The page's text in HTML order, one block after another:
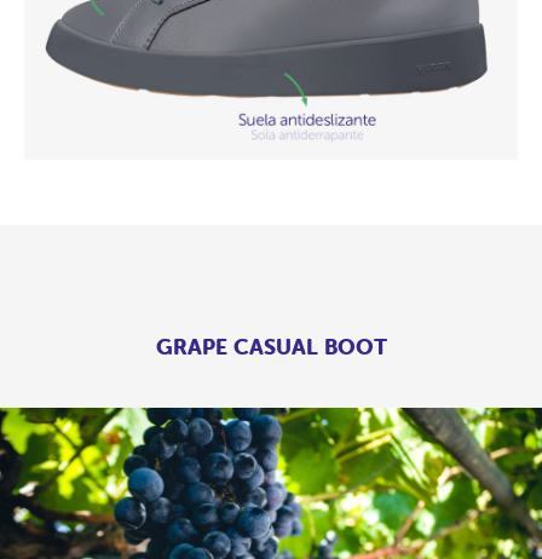
GRAPE CASUAL BOOT